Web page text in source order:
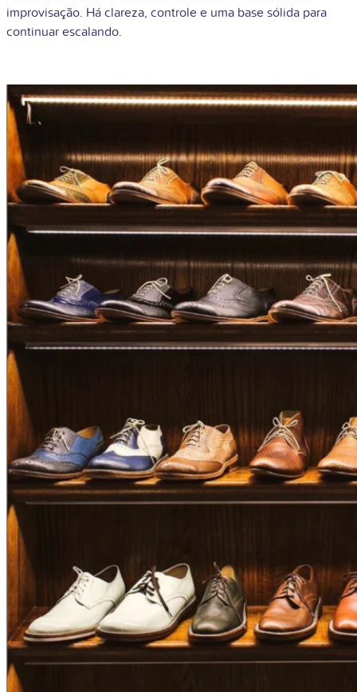
improvisação. Há clareza, controle e uma base sólida para
continuar escalando.